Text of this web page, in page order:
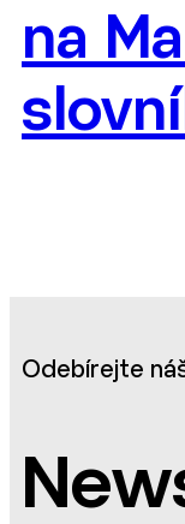
na
Odebírejte